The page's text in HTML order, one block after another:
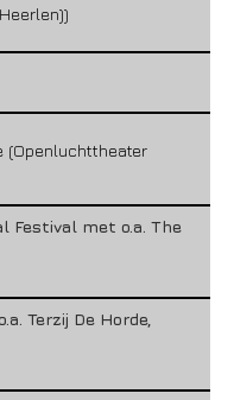
(Openluchttheater
Festival met o.a. The
Terzij De Horde,